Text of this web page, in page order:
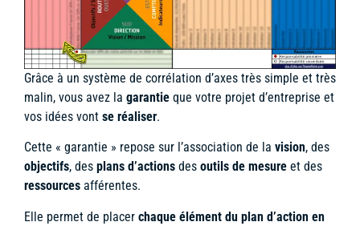
Grâce à un système de corrélation d’axes très simple et très
malin, vous avez la garantie que votre projet d’entreprise et
vos idées vont se réaliser.
Cette « garantie » repose sur l’association de la vision, des
objectifs, des plans d’actions des outils de mesure et des
ressources afférentes.
Elle permet de placer chaque élément du plan d’action en